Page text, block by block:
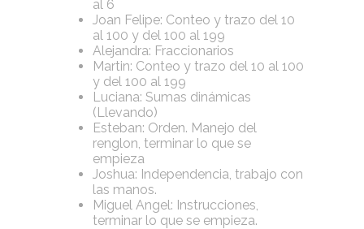
al 6
Joan Felipe: Conteo y trazo del 10
al 100 y del 100 al 199
Alejandra: Fraccionarios
Martin: Conteo y trazo del 10 al 100
y del 100 al 199
Luciana: Sumas dinámicas
(Llevando)
Esteban: Orden. Manejo del
renglon, terminar lo que se
empieza
Joshua: Independencia, trabajo con
las manos.
Miguel Angel: Instrucciones,
terminar lo que se empieza.